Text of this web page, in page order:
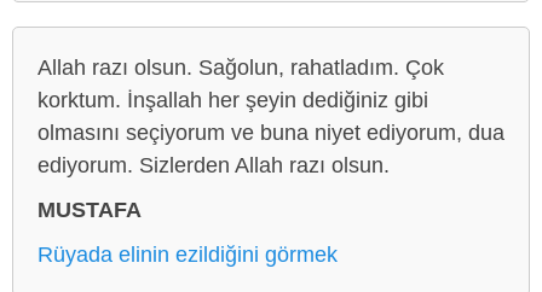
Allah razı olsun. Sağolun, rahatladım. Çok
korktum. İnşallah her şeyin dediğiniz gibi
olmasını seçiyorum ve buna niyet ediyorum, dua
ediyorum. Sizlerden Allah razı olsun.
MUSTAFA
Rüyada elinin ezildiğini görmek